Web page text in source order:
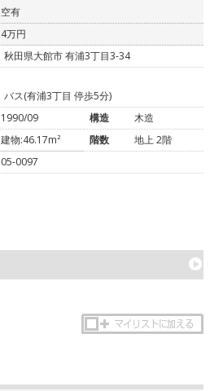
空有
4万円
秋田県大館市 有浦3丁目3-34
バス(有浦3丁目 停歩5分)
1990/09 構造
木造
建物:46.17m² 階数
地上 2階
05-0097